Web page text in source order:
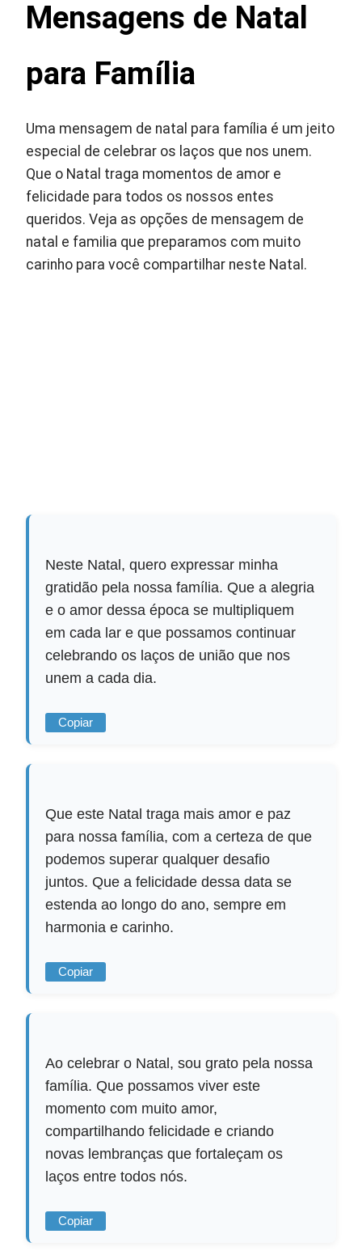
Mensagens de Natal
para Família
Uma mensagem de natal para família é um jeito
especial de celebrar os laços que nos unem.
Que o Natal traga momentos de amor e
felicidade para todos os nossos entes
queridos. Veja as opções de mensagem de
natal e familia que preparamos com muito
carinho para você compartilhar neste Natal.
Neste Natal, quero expressar minha
gratidão pela nossa família. Que a alegria
e o amor dessa época se multipliquem
em cada lar e que possamos continuar
celebrando os laços de união que nos
unem a cada dia.
Copiar
Que este Natal traga mais amor e paz
para nossa família, com a certeza de que
podemos superar qualquer desafio
juntos. Que a felicidade dessa data se
estenda ao longo do ano, sempre em
harmonia e carinho.
Copiar
Ao celebrar o Natal, sou grato pela nossa
família. Que possamos viver este
momento com muito amor,
compartilhando felicidade e criando
novas lembranças que fortaleçam os
laços entre todos nós.
Copiar